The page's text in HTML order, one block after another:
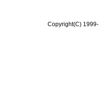
Copyright(C)